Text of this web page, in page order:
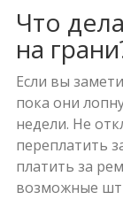
Что
на
Если вы
пока они
недели. Не
переплатить
платить за
возможные